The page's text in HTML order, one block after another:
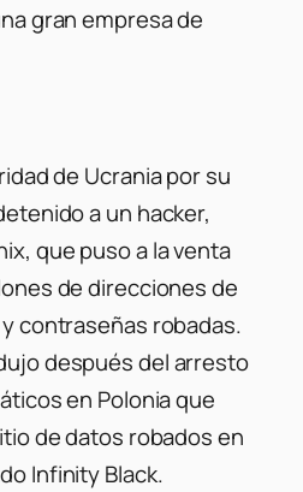
gran empresa de
de Ucrania por su
a un hacker,
que puso a la venta
de direcciones de
contraseñas robadas.
después del arresto
en Polonia que
de datos robados en
Infinity Black.